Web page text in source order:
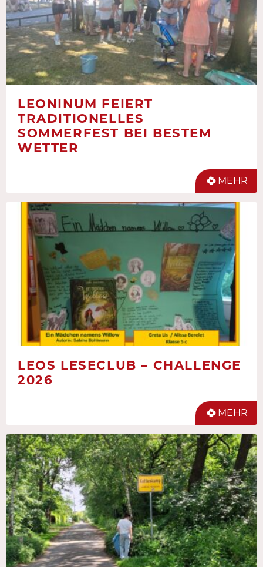
LEONINUM FEIERT
TRADITIONELLES
SOMMERFEST BEI BESTEM
WETTER
MEHR
LEOS LESECLUB – CHALLENGE
2026
MEHR